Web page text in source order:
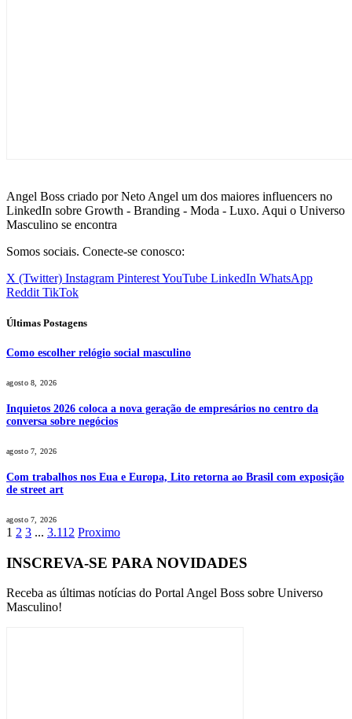
Angel Boss criado por Neto Angel um dos maiores influencers no
LinkedIn sobre Growth - Branding - Moda - Luxo. Aqui o Universo
Masculino se encontra
Somos sociais. Conecte-se conosco:
X (Twitter) Instagram PinterestYouTube LinkedIn WhatsApp
Reddit TikTok
Últimas Postagens
Como escolher relógio social masculino
agosto 8, 2026
Inquietos 2026 coloca a nova geração de empresários no centro da
conversa sobre negócios
agosto 7, 2026
Com trabalhos nos Eua e Europa, Lito retorna ao Brasil com exposição
de street art
agosto 7, 2026
1 2 3 ... 3.112 Proximo
INSCREVA-SE PARA NOVIDADES
Receba as últimas notícias do Portal Angel Boss sobre Universo
Masculino!